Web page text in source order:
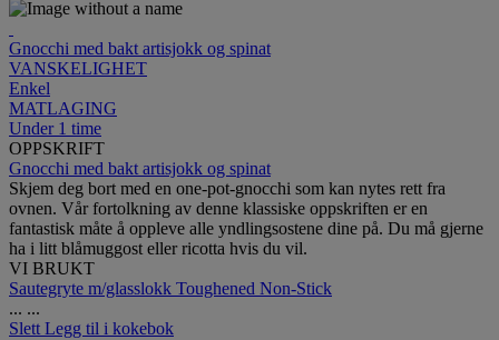
Gnocchi med bakt artisjokk og spinat
VANSKELIGHET
Enkel
MATLAGING
Under 1 time
OPPSKRIFT
Gnocchi med bakt artisjokk og spinat
Skjem deg bort med en one-pot-gnocchi som kan nytes rett fra
ovnen. Vår fortolkning av denne klassiske oppskriften er en
fantastisk måte å oppleve alle yndlingsostene dine på. Du må gjerne
ha i litt blåmuggost eller ricotta hvis du vil.
VI BRUKT
Sautegryte m/glasslokk Toughened Non-Stick
... ...
Slett Legg til i kokebok